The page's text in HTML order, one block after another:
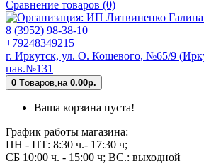
Сравнение товаров (0)
8 (3952) 98-38-10
+79248349215
г. Иркутск, ул. О. Кошевого, №65/9
пав.№131
0 Tоваров, на 0.00р.
Ваша корзина пуста!
График работы магазина:
ПН - ПТ: 8:30 ч.- 17:30 ч;
СБ 10:00 ч. - 15:00 ч; ВС.: выходной